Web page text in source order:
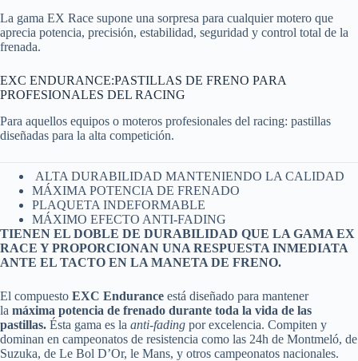
La gama EX Race supone una sorpresa para cualquier motero que
aprecia potencia, precisión, estabilidad, seguridad y control total de la
frenada.
EXC ENDURANCE:PASTILLAS DE FRENO PARA
PROFESIONALES DEL RACING
Para aquellos equipos o moteros profesionales del racing: pastillas
diseñadas para la alta competición.
ALTA DURABILIDAD MANTENIENDO LA CALIDAD
MÁXIMA POTENCIA DE FRENADO
PLAQUETA INDEFORMABLE
MÁXIMO EFECTO ANTI-FADING
TIENEN EL DOBLE DE DURABILIDAD QUE LA GAMA EX
RACE Y PROPORCIONAN UNA RESPUESTA INMEDIATA
ANTE EL TACTO EN LA MANETA DE FRENO.
El compuesto EXC Endurance está diseñado para mantener
la máxima potencia de frenado durante toda la vida de las
pastillas. Ésta gama es la anti-fading por excelencia. Compiten y
dominan en campeonatos de resistencia como las 24h de Montmeló, de
Suzuka, de Le Bol D’Or, le Mans, y otros campeonatos nacionales.